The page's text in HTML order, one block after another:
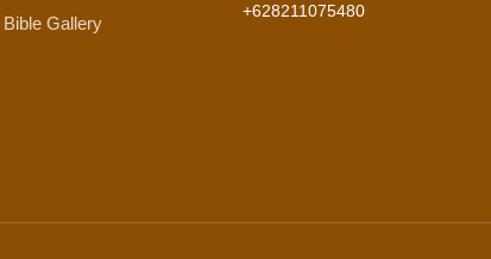
Gallery
+628211075480